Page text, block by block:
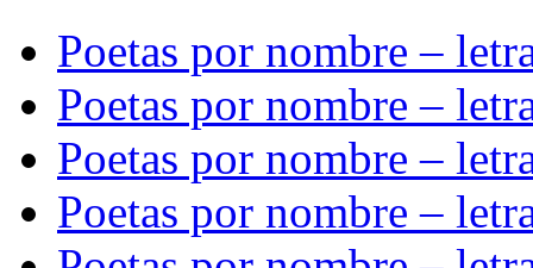
Poetas por nombre –
Poetas por nombre –
Poetas por nombre –
Poetas por nombre –